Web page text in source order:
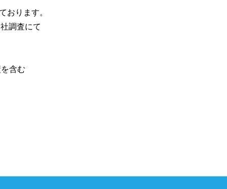
おります。
調査にて
含む